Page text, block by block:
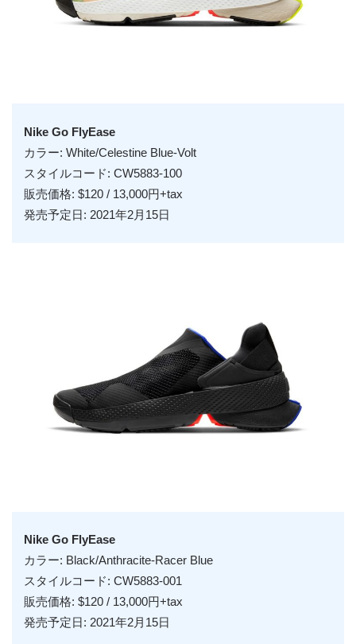
Nike Go FlyEase
カラー: White/Celestine Blue-Volt
スタイルコード: CW5883-100
販売価格: $120 / 13,000円+tax
発売予定日: 2021年2月15日
Nike Go FlyEase
カラー: Black/Anthracite-Racer Blue
スタイルコード: CW5883-001
販売価格: $120 / 13,000円+tax
発売予定日: 2021年2月15日